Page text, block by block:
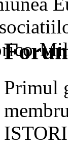
Primul